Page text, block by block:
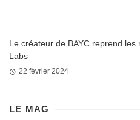
Le créateur de BAYC reprend les
Labs
22 février 2024
LE MAG